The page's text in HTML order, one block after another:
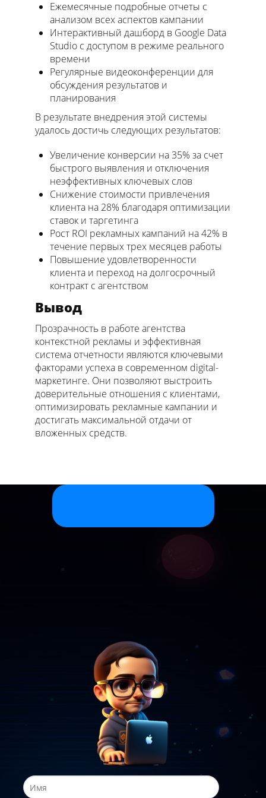
Ежемесячные подробные отчеты с
анализом всех аспектов кампании
Интерактивный дашборд в Google Data
Studio с доступом в режиме реального
времени
Регулярные видеоконференции для
обсуждения результатов и
планирования
В результате внедрения этой системы
удалось достичь следующих результатов:
Увеличение конверсии на 35% за счет
быстрого выявления и отключения
неэффективных ключевых слов
Снижение стоимости привлечения
клиента на 28% благодаря оптимизации
ставок и таргетинга
Рост ROI рекламных кампаний на 42% в
течение первых трех месяцев работы
Повышение удовлетворенности
клиента и переход на долгосрочный
контракт с агентством
Вывод
Прозрачность в работе агентства
контекстной рекламы и эффективная
система отчетности являются ключевыми
факторами успеха в современном digital-
маркетинге. Они позволяют выстроить
доверительные отношения с клиентами,
оптимизировать рекламные кампании и
достигать максимальной отдачи от
вложенных средств.